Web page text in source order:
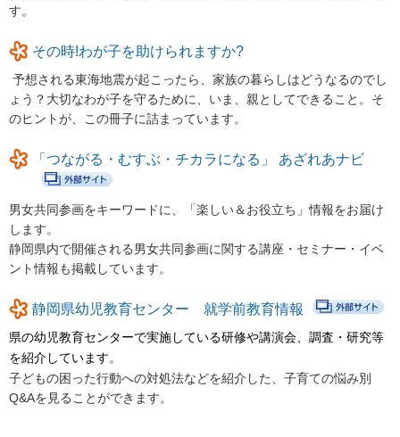
あなたができる子育て支援
シニアクラブ天竜 上阿多古・下阿多古
みしまみんなの子育てサロン ふぁむ
湯日の子ども達を見守る会
静岡県立総合病院保育所おひさま
プライバシーポリシー
リンクポリシー
お問い合わせ
サイトマップ
す。
その時!わが子を助けられますか?
予想される東海地震が起こったら、家族の暮らしはどうなるのでし
ょう？大切なわが子を守るために、いま、親としてできること。そ
のヒントが、この冊子に詰まっています。
「つながる・むすぶ・チカラになる」 あざれあナビ
男女共同参画をキーワードに、「楽しい＆お役立ち」情報をお届け
します。
静岡県内で開催される男女共同参画に関する講座・セミナー・イベ
ント情報も掲載しています。
静岡県幼児教育センター 就学前教育情報
県の幼児教育センターで実施している研修や講演会、調査・研究等
を紹介しています。
子どもの困った行動への対処法などを紹介した、子育ての悩み別
Q&Aを見ることができます。